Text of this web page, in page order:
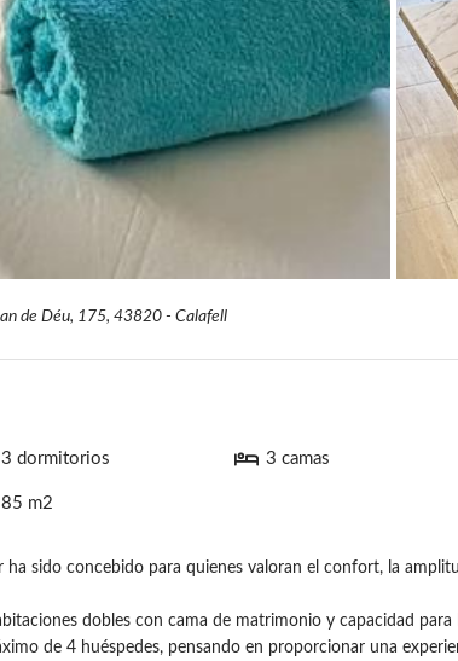
de Déu, 175, 43820 - Calafell
3 dormitorios 3 camas
85 m2
ha sido concebido para quienes valoran el confort, la
dobles con cama de matrimonio y capacidad para
de 4 huéspedes, pensando en proporcionar una